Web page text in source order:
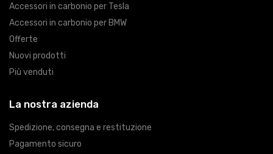
Accessori in carbonio per Tesla
Accessori in carbonio per BMW
Offerte
Nuovi prodotti
Più venduti
La nostra azienda
Spedizione, consegna e restituzione
Pagamento sicuro